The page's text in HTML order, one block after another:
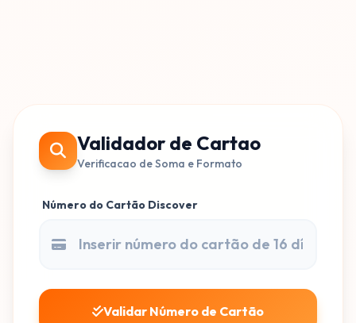
Validador de Cartao
Verificacao de Soma e Formato
Número do Cartão Discover
Validar Número de Cartão